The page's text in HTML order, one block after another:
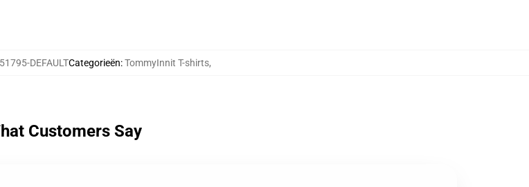
DEFAULTCategorieën:TommyInnit T-shirts,
Customers Say